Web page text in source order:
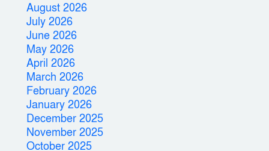
August 2026
July 2026
June 2026
May 2026
April 2026
March 2026
February 2026
January 2026
December 2025
November 2025
October 2025